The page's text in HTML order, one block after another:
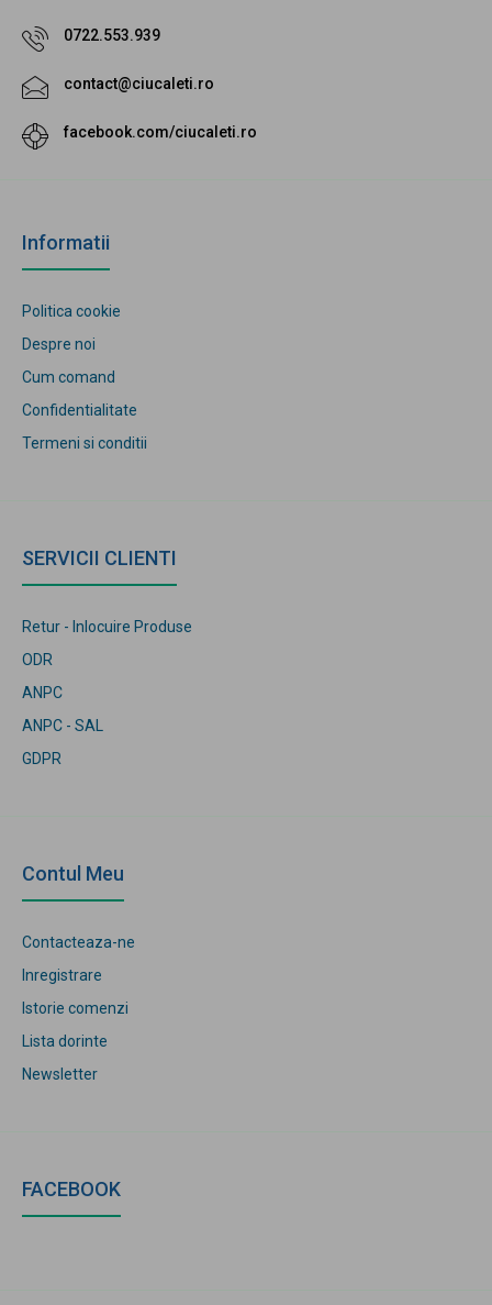
0722.553.939
contact@ciucaleti.ro
facebook.com/ciucaleti.ro
Informatii
Politica cookie
Despre noi
Cum comand
Confidentialitate
Termeni si conditii
SERVICII CLIENTI
Retur - Inlocuire Produse
ODR
ANPC
ANPC - SAL
GDPR
Contul Meu
Contacteaza-ne
Inregistrare
Istorie comenzi
Lista dorinte
Newsletter
FACEBOOK